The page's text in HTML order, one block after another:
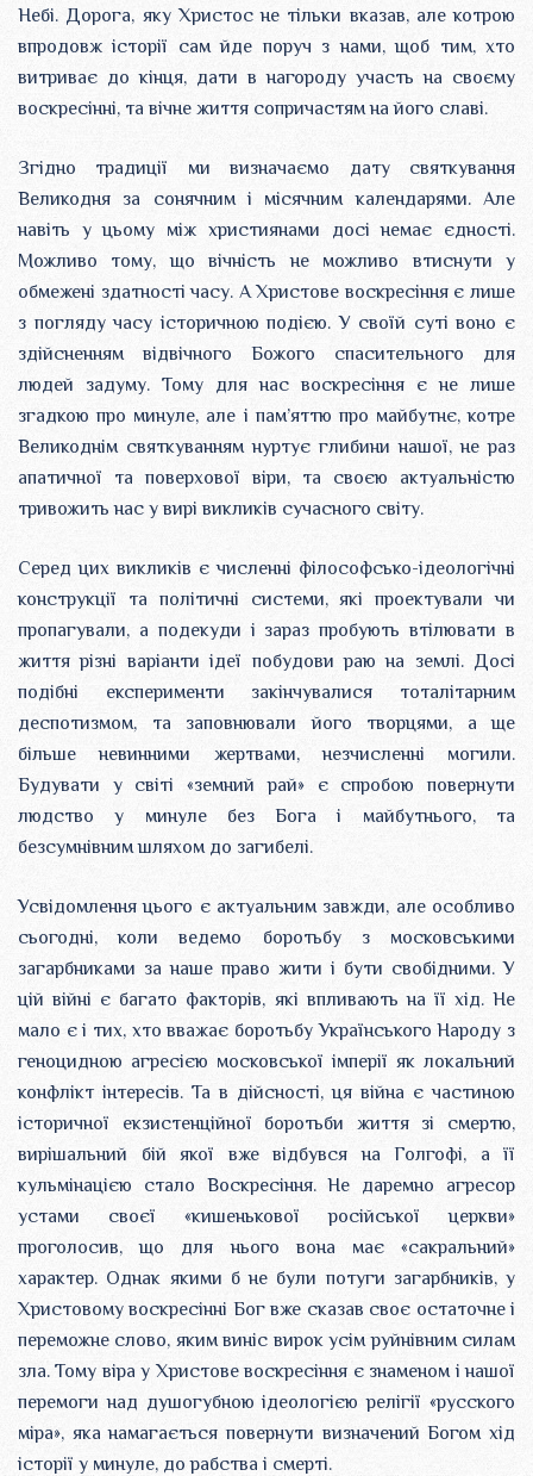
Небі. Дорога, яку Христос не тільки вказав, але котрою
впродовж історії сам йде поруч з нами, щоб тим, хто
витриває до кінця, дати в нагороду участь на своєму
воскресінні, та вічне життя сопричастям на його славі.
Згідно традиції ми визначаємо дату святкування
Великодня за сонячним і місячним календарями. Але
навіть у цьому між християнами досі немає єдності.
Можливо тому, що вічність не можливо втиснути у
обмежені здатності часу. А Христове воскресіння є лише
з погляду часу історичною подією. У своїй суті воно є
здійсненням відвічного Божого спасительного для
людей задуму. Тому для нас воскресіння є не лише
згадкою про минуле, але і пам’яттю про майбутнє, котре
Великоднім святкуванням нуртує глибини нашої, не раз
апатичної та поверхової віри, та своєю актуальністю
тривожить нас у вирі викликів сучасного світу.
Серед цих викликів є численні філософсько-ідеологічні
конструкції та політичні системи, які проектували чи
пропагували, а подекуди і зараз пробують втілювати в
життя різні варіанти ідеї побудови раю на землі. Досі
подібні експерименти закінчувалися тоталітарним
деспотизмом, та заповнювали його творцями, а ще
більше невинними жертвами, незчисленні могили.
Будувати у світі «земний рай» є спробою повернути
людство у минуле без Бога і майбутнього, та
безсумнівним шляхом до загибелі.
Усвідомлення цього є актуальним завжди, але особливо
сьогодні, коли ведемо боротьбу з московськими
загарбниками за наше право жити і бути свобідними. У
цій війні є багато факторів, які впливають на її хід. Не
мало є і тих, хто вважає боротьбу Українського Народу з
геноцидною агресією московської імперії як локальний
конфлікт інтересів. Та в дійсності, ця війна є частиною
історичної екзистенційної боротьби життя зі смертю,
вирішальний бій якої вже відбувся на Голгофі, а її
кульмінацією стало Воскресіння. Не даремно агресор
устами своєї «кишенькової російської церкви»
проголосив, що для нього вона має «сакральний»
характер. Однак якими б не були потуги загарбників, у
Христовому воскресінні Бог вже сказав своє остаточне і
переможне слово, яким виніс вирок усім руйнівним силам
зла. Тому віра у Христове воскресіння є знаменом і нашої
перемоги над душогубною ідеологією релігії «русского
міра», яка намагається повернути визначений Богом хід
історії у минуле, до рабства і смерті.